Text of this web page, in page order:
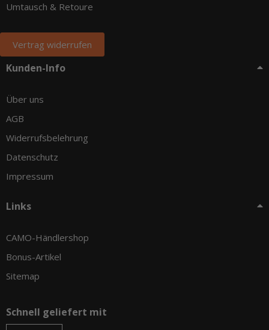
Umtausch & Retoure
Vertrag widerrufen
Kunden-Info
Über uns
AGB
Widerrufsbelehrung
Datenschutz
Impressum
Links
CAMO-Händlershop
Bonus-Artikel
Sitemap
Schnell geliefert mit